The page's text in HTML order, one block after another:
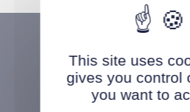
This site uses
gives you control
you want to